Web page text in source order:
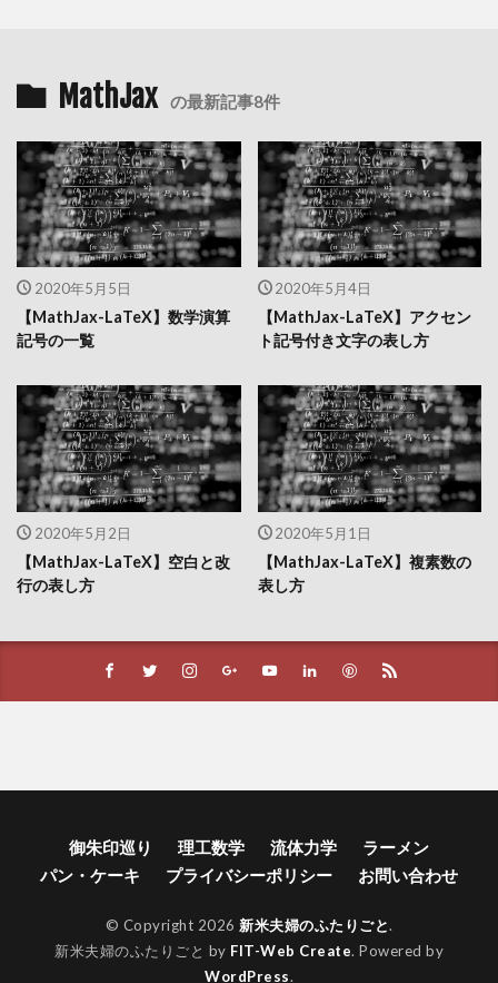
MathJax の最新記事8件
2020年5月5日
【MathJax-LaTeX】数学演算
記号の一覧
2020年5月4日
【MathJax-LaTeX】アクセン
ト記号付き文字の表し方
2020年5月2日
【MathJax-LaTeX】空白と改
行の表し方
2020年5月1日
【MathJax-LaTeX】複素数の
表し方
御朱印巡り 理工数学 流体力学
ラーメン
パン・ケーキ
プライバシーポリシー お問い合わせ
© Copyright 2026 新米夫婦のふたりごと.
新米夫婦のふたりごと by FIT-Web Create. Powered by
WordPress.